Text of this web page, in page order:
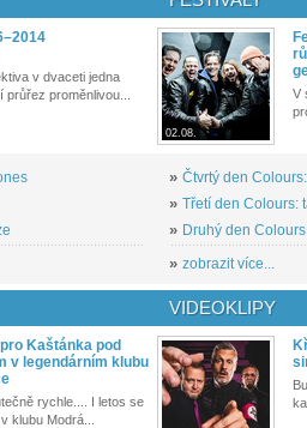
v dvaceti jedna
proměnlivou...
02.08.
V
» Čtvrtý den
» Třetí den Colours:
» Druhý den
» zobrazit více...
Kaštánka pod
v legendárním klubu
rychle.... I letos se
klubu Modrá...
VIDEOKLIPY